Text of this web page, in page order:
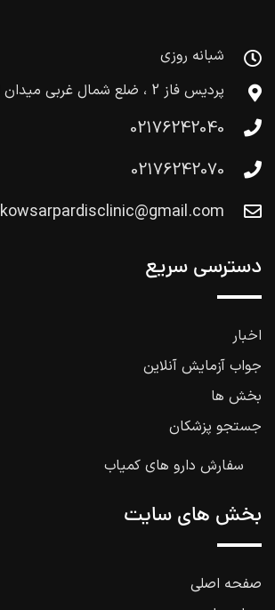
شبانه روزی
پردیس فاز 2 ، ضلع شمال غربی میدان امام
02176242040
02176242070
kowsarpardisclinic@gmail.com
دسترسی سریع
اخبار
جواب آزمایش آنلاین
بخش ها
جستجو پزشکان
سفارش دارو های کمیاب
بخش های سایت
صفحه اصلی